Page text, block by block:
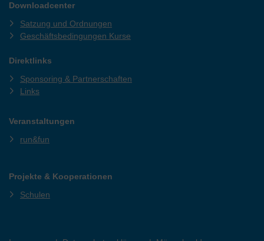
Downloadcenter
Satzung und Ordnungen
Geschäftsbedingungen Kurse
Direktlinks
Sponsoring & Partnerschaften
Links
Veranstaltungen
run&fun
Projekte & Kooperationen
Schulen